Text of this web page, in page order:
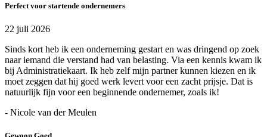
Perfect voor startende ondernemers
22 juli 2026
Sinds kort heb ik een onderneming gestart en was dringend op zoek
naar iemand die verstand had van belasting. Via een kennis kwam ik
bij Administratiekaart. Ik heb zelf mijn partner kunnen kiezen en ik
moet zeggen dat hij goed werk levert voor een zacht prijsje. Dat is
natuurlijk fijn voor een beginnende ondernemer, zoals ik!
- Nicole van der Meulen